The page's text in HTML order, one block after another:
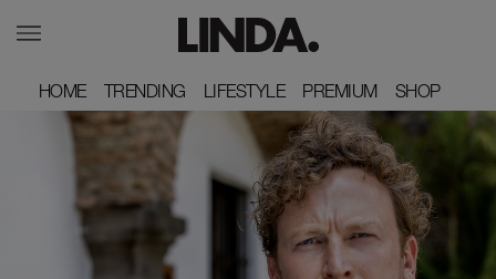
HOME
HOME TRENDING
TRENDING LIFESTYLE
LIFESTYLE PREMIUM
PREMIUM SHOP
SHOP